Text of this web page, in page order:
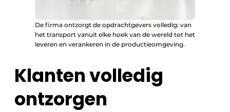
De firma ontzorgt de opdrachtgevers volledig: van
het transport vanuit elke hoek van de wereld tot het
leveren en verankeren in de productieomgeving.
Klanten volledig
ontzorgen